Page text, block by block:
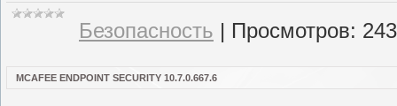
Безопасность | Просмотров: 243
MCAFEE ENDPOINT SECURITY 10.7.0.667.6